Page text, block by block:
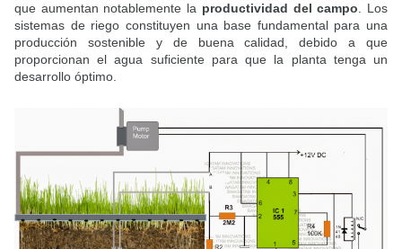
que aumentan notablemente la productividad del campo . Los
sistemas de riego constituyen una base fundamental para una
producción sostenible y de buena calidad, debido a que
proporcionan el agua suficiente para que la planta tenga un
desarrollo óptimo.